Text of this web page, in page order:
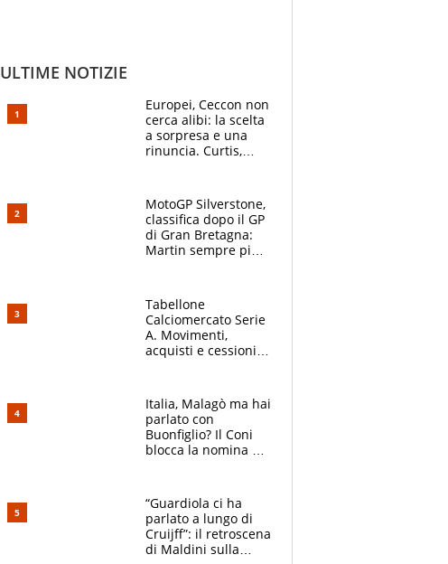
ULTIME NOTIZIE
Europei, Ceccon non
cerca alibi: la scelta
a sorpresa e una
rinuncia. Curtis,
c’è”
MotoGP Silverstone,
classifica dopo il GP
di Gran Bretagna:
Martin sempre più
Tabellone
Calciomercato Serie
A. Movimenti,
acquisti e cessioni:
Italia, Malagò ma hai
parlato con
Buonfiglio? Il Coni
blocca la nomina di
“Guardiola ci ha
parlato a lungo di
Cruijff”: il retroscena
di Maldini sulla